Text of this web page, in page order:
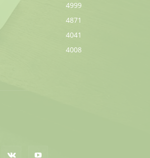
4999
4871
4041
4008